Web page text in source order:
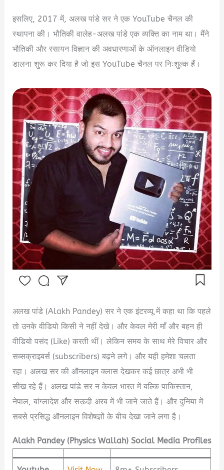
इसलिए, 2017 में, अलख पांडे सर ने एक YouTube चैनल की
स्थापना की। भौतिकी वालेह-अलख पांडे एक व्यक्ति का नाम था। मैंने
भौतिकी और रसायन विज्ञान की अवधारणाओं के ऑनलाइन वीडियो
डालना शुरू कर दिया है जो इस YouTube चैनल पर निःशुल्क हैं।
अलख पांडे (Alakh Pandey) सर ने एक इंटरव्यू में कहा था कि पहले
तो उनके वीडियो किसी ने नहीं देखे। और केवल मेरी माँ और बहन ही
वीडियो पसंद (Like) करती थीं। लेकिन समय के साथ मेरे विचार और
सब्सक्राइबर्स (subscribers) बढ़ने लगे। और यही हमेशा चलता
रहा। अलख सर की ऑनलाइन क्लास देखकर कई छात्र अभी भी
सीख रहे हैं। अलख पांडे सर न केवल भारत में बल्कि पाकिस्तान,
नेपाल, बांग्लादेश और सऊदी अरब में भी जाने जाते हैं। और दुनिया में
सबसे प्रसिद्ध ऑनलाइन विशेषज्ञों के बीच देखा जाने लगा है।
Alakh Pandey (Physics Wallah) Social Media Profiles